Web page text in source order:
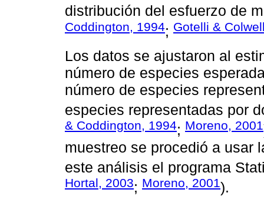
distribución del esfuerzo de
Coddington, 1994; Gotelli &
Los datos se ajustaron al
número de especies
número de especies
especies representadas por
& Coddington, 1994; Moreno, 2001
muestreo se procedió a usar
este análisis el programa
Hortal, 2003; Moreno, 2001).